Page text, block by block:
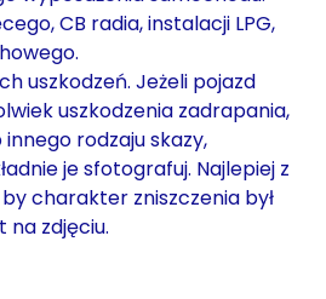
CB radia, instalacji LPG,
uszkodzeń. Jeżeli pojazd
uszkodzenia zadrapania,
rodzaju skazy,
je sfotografuj. Najlepiej z
charakter zniszczenia był
zdjęciu.